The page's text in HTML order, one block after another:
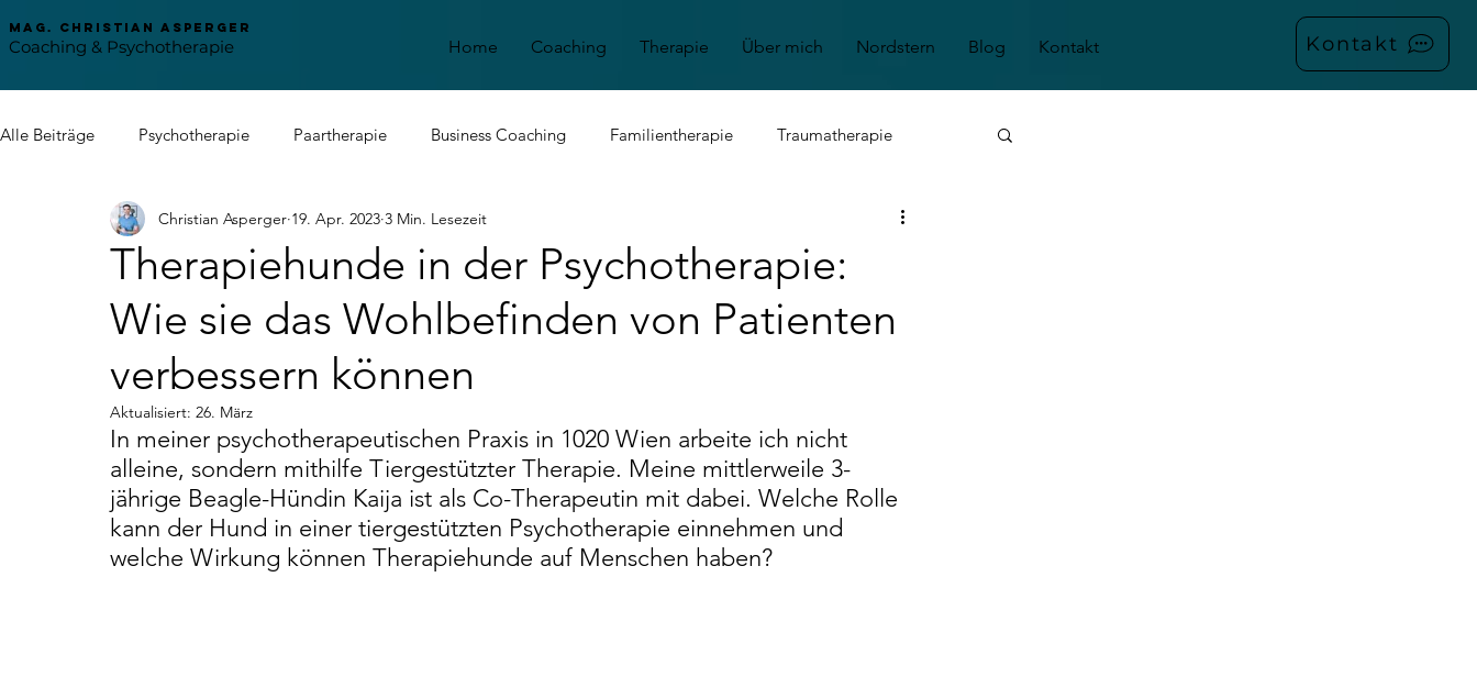
mag. Christian asperger
Coaching & Psychotherapie Home Coaching Therapie Über mich Nordstern Blog Kontakt Kontakt
Alle Beiträge Psychotherapie Paartherapie Business Coaching Familientherapie Traumatherapie
Nordstern Familienunternehmen Stress Management Kinder & Jugendliche
Psychosomatik
Therapiehunde in der Psychotherapie:
Wie sie das Wohlbefinden von Patienten
verbessern können
Christian Asperger 19. Apr. 2023 3 Min. Lesezeit
Aktualisiert: 26. März
In meiner psychotherapeutischen Praxis in 1020 Wien arbeite ich nicht
alleine, sondern mithilfe Tiergestützter Therapie. Meine mittlerweile 3-
jährige Beagle-Hündin Kaija ist als Co-Therapeutin mit dabei. Welche Rolle
kann der Hund in einer tiergestützten Psychotherapie einnehmen und
welche Wirkung können Therapiehunde auf Menschen haben?